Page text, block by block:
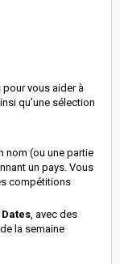
vous aider à
qu’une sélection
nom (ou une partie
un pays. Vous
compétitions
Dates, avec des
la semaine